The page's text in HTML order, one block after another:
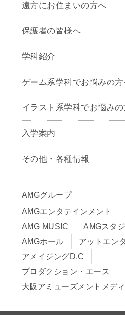
遠方にお住まいの方へ
保護者の皆様へ
学科紹介
ゲームクリエイター学科
CG学科
アニメーション学科
声優学科
ゲーム系学科でお悩みの方
イラスト系学科でお悩みの
入学案内
募集要項
早期出願制度・AOエント
入学までの流れ
学費サポート・各種制度
学費について
Q&A
その他・各種情報
アクセス
サイトポリシー
在校生・保護者の方へ
卒業生の皆様へ
AMGグループ
AMGエンタテインメント
AMG MUSIC
AMGスタ
AMGホール
アットエン
アメイジングD.C
プロダクション・エース
大阪アミューズメントメデ